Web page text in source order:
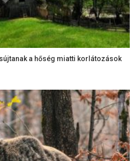
a hőség miatti korlátozások